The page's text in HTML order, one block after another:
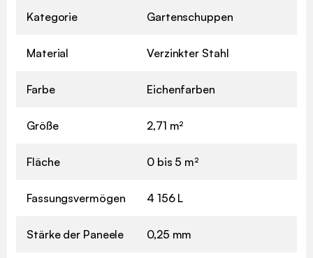
Kategorie Gartenschuppen
Material Verzinkter Stahl
Farbe Eichenfarben
Größe 2,71 m²
Fläche 0 bis 5 m²
Fassungsvermögen 4 156 L
Stärke der Paneele 0,25 mm